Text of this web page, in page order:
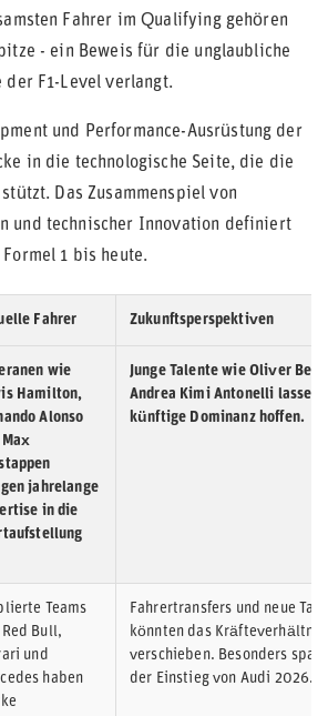
Fahrer im Qualifying gehören
- ein Beweis für die unglaubliche
F1-Level verlangt.
und Performance-Ausrüstung der
in die technologische Seite, die die
Das Zusammenspiel von
und technischer Innovation definiert
1 bis heute.
Fahrer Zukunftsperspektiven
wie
Hamilton,
Alonso
jahrelange
in die
Junge Talente wie Oliver
Andrea Kimi Antonelli lassen
künftige Dominanz hoffen.
Teams
Bull,
und
haben
Fahrertransfers und neue
könnten das Kräfteverhältnis
verschieben. Besonders
der Einstieg von Audi 2026.